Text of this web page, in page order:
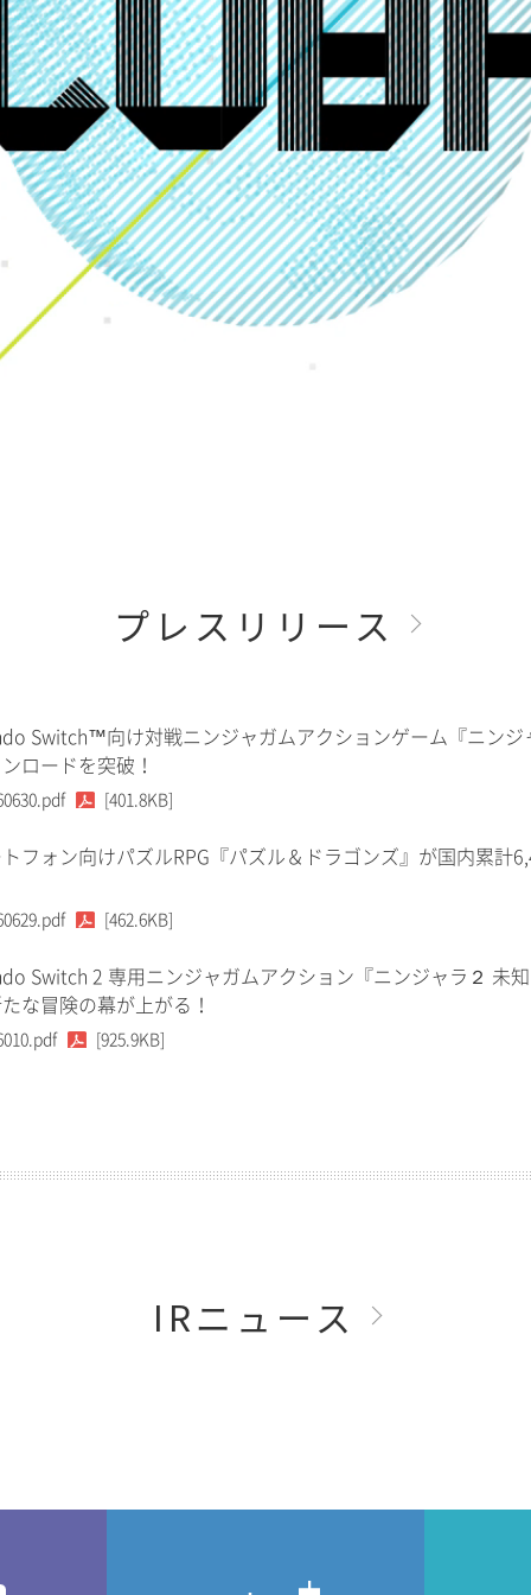
プレスリリース
Switch™向け対戦ニンジャガムアクションゲーム『ニンジ
ロードを突破！
[401.8KB]
フォン向けパズルRPG『パズル＆ドラゴンズ』が国内累計
[462.6KB]
Switch 2 専用ニンジャガムアクション『ニンジャラ２ 未
な冒険の幕が上がる！
[925.9KB]
IRニュース